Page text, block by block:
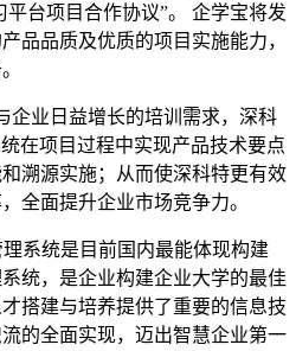
平台项目合作协议”。 企学宝将发
品品质及优质的项目实施能力，
业日益增长的培训需求，深科
在项目过程中实现产品技术要点
溯源实施；从而使深科特更有效
全面提升企业市场竞争力。
系统是目前国内最能体现构建
统，是企业构建企业大学的最佳
搭建与培养提供了重要的信息技
的全面实现，迈出智慧企业第一